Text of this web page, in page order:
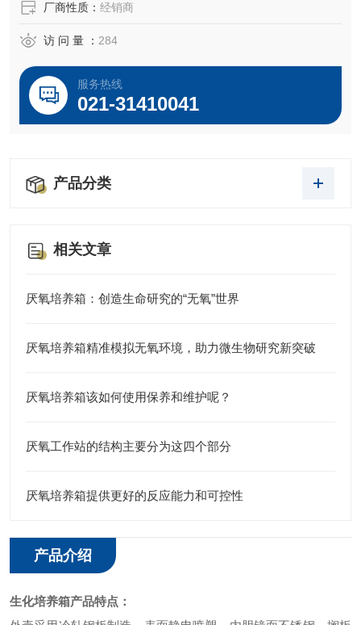
厂商性质： 经销商
访 问 量 ： 284
服务热线
021-31410041
产品分类
相关文章
厌氧培养箱：创造生命研究的“无氧”世界
厌氧培养箱精准模拟无氧环境，助力微生物研究新突破
厌氧培养箱该如何使用保养和维护呢？
厌氧工作站的结构主要分为这四个部分
厌氧培养箱提供更好的反应能力和可控性
产品介绍
生化培养箱产品特点：